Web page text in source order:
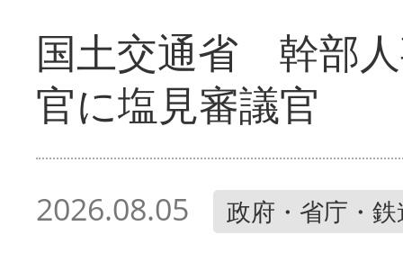
国土交通省 幹部
官に塩見審議官
2026.08.05 政府・省庁・